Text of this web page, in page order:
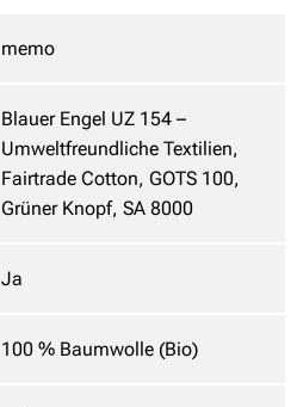
memo
Blauer Engel UZ 154 –
Umweltfreundliche Textilien,
Fairtrade Cotton, GOTS 100,
Grüner Knopf, SA 8000
Ja
100 % Baumwolle (Bio)